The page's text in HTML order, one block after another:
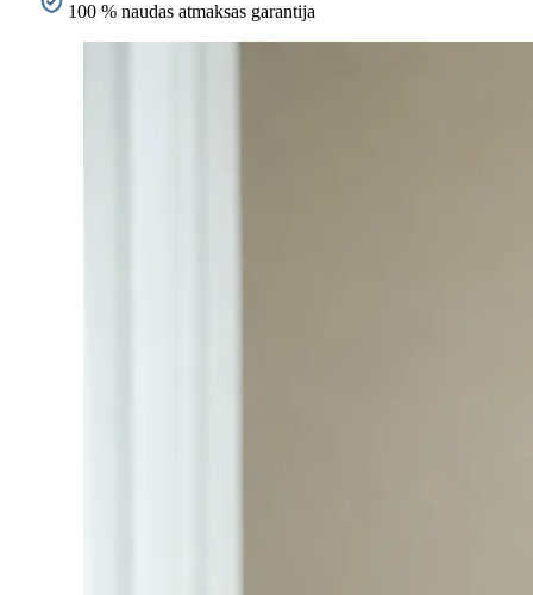
100 % naudas atmaksas garantija